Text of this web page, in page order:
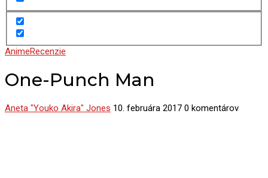
AnimeRecenzie
One-Punch Man
Aneta "Youko Akira" Jones 10. februára 2017 0 komentárov